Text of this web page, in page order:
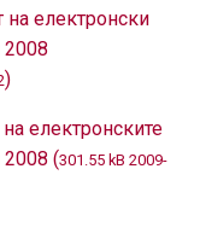
на електронски
2008
)
електронските
2008 (301.55 kB 2009-